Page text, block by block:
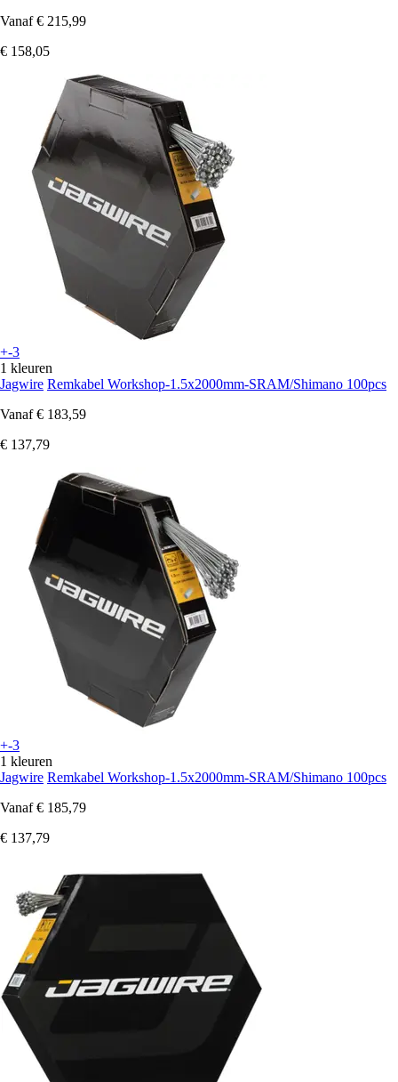
Vanaf € 215,99
€ 158,05
+-3
1 kleuren
Jagwire Remkabel Workshop-1.5x2000mm-SRAM/Shimano 100pcs
Vanaf € 183,59
€ 137,79
+-3
1 kleuren
Jagwire Remkabel Workshop-1.5x2000mm-SRAM/Shimano 100pcs
Vanaf € 185,79
€ 137,79